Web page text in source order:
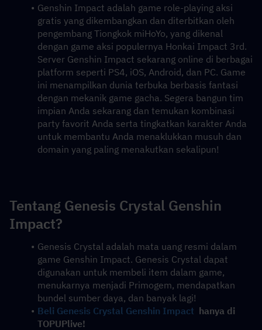
Genshin Impact adalah game role-playing aksi
gratis yang dikembangkan dan diterbitkan oleh
pengembang Tiongkok miHoYo, yang dikenal
dengan game aksi populernya Honkai Impact 3rd.
Server Genshin Impact sekarang online di berbagai
platform seperti PS4, iOS, Android, dan PC. Game
ini menampilkan dunia terbuka berbasis fantasi
dengan mekanik game gacha. Segera bangun tim
impian Anda sekarang dan temukan kombinasi
party favorit Anda serta tingkatkan karakter Anda
untuk membantu Anda menaklukkan musuh dan
domain yang paling menakutkan sekalipun!
Tentang Genesis Crystal Genshin
Impact?
Genesis Crystal adalah mata uang resmi dalam
game Genshin Impact. Genesis Crystal dapat
digunakan untuk membeli item dalam game,
menukarnya menjadi Primogem, mendapatkan
bundel sumber daya, dan banyak lagi!
Beli Genesis Crystal Genshin Impact
  hanya di
TOPUPlive!